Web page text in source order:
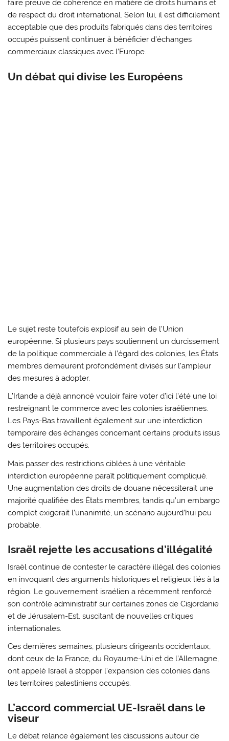
faire preuve de cohérence en matière de droits humains et
de respect du droit international. Selon lui, il est difficilement
acceptable que des produits fabriqués dans des territoires
occupés puissent continuer à bénéficier d’échanges
commerciaux classiques avec l’Europe.
Un débat qui divise les Européens
Le sujet reste toutefois explosif au sein de l’Union
européenne. Si plusieurs pays soutiennent un durcissement
de la politique commerciale à l’égard des colonies, les États
membres demeurent profondément divisés sur l’ampleur
des mesures à adopter.
L’Irlande a déjà annoncé vouloir faire voter d’ici l’été une loi
restreignant le commerce avec les colonies israéliennes.
Les Pays-Bas travaillent également sur une interdiction
temporaire des échanges concernant certains produits issus
des territoires occupés.
Mais passer des restrictions ciblées à une véritable
interdiction européenne paraît politiquement compliqué.
Une augmentation des droits de douane nécessiterait une
majorité qualifiée des États membres, tandis qu’un embargo
complet exigerait l’unanimité, un scénario aujourd’hui peu
probable.
Israël rejette les accusations d’illégalité
Israël continue de contester le caractère illégal des colonies
en invoquant des arguments historiques et religieux liés à la
région. Le gouvernement israélien a récemment renforcé
son contrôle administratif sur certaines zones de Cisjordanie
et de Jérusalem-Est, suscitant de nouvelles critiques
internationales.
Ces dernières semaines, plusieurs dirigeants occidentaux,
dont ceux de la France, du Royaume-Uni et de l’Allemagne,
ont appelé Israël à stopper l’expansion des colonies dans
les territoires palestiniens occupés.
L’accord commercial UE-Israël dans le
viseur
Le débat relance également les discussions autour de